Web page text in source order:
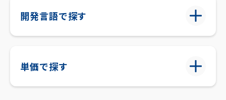
開発言語で探す
単価で探す